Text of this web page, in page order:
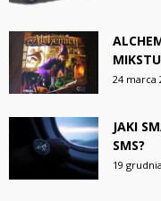
24 marca
JAKI
SMS?
19